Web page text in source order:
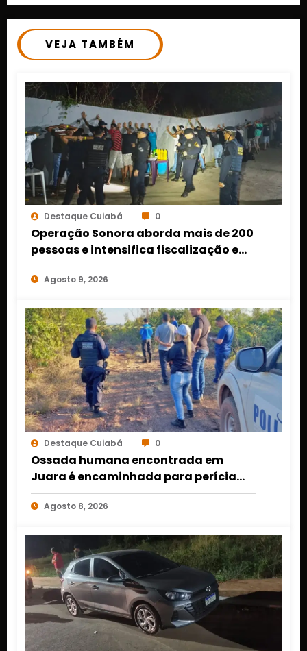
VEJA TAMBÉM
Destaque Cuiabá 0
Operação Sonora aborda mais de 200
pessoas e intensifica fiscalização em
cinco bairros de Várzea Grande
Agosto 9, 2026
Destaque Cuiabá 0
Ossada humana encontrada em
Juara é encaminhada para perícia
em Cuiabá; identidade da vítima
segue desconhecida
Agosto 8, 2026